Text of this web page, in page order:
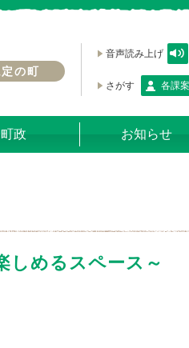
の町
音声読み上げ
さがす 各課
町政 お知らせ
しめるスペース～